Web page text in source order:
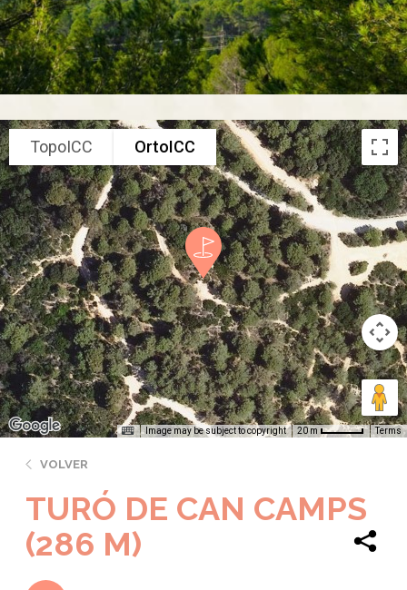
TopoICC OrtoICC
Image may be subject to copyright 20 m Terms
VOLVER
TURÓ DE CAN CAMPS
(286 M)